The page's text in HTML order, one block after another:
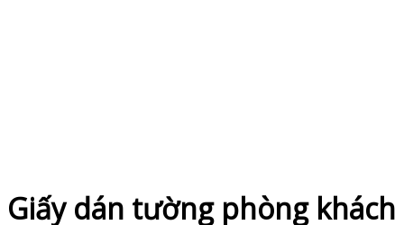
Giấy dán tường phòng khách